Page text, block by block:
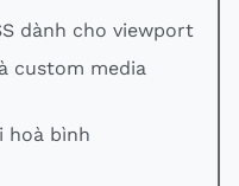
dành cho viewport
custom media
hoà bình